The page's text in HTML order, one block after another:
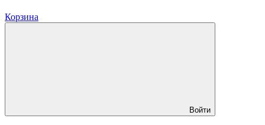
Корзина
Войти